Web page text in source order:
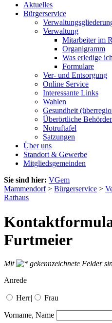
Aktuelles
Bürgerservice
Verwaltung
Mitarbeiter im
Organigramm
Was erledige
Formulare
Ver- und Entsorgung
Online Service
Interessante Links
Wahlen
Gesundheit
Überörtliche
Notruftafel
Satzungen
Über uns
Standort & Gewerbe
Mitgliedsgemeinden
Sie sind hier: VGem
Mammendorf> Bürgerservice >
Rathaus
Furtmeier
Mit
gekennzeichnete Felder
Anrede
Herr| Frau
Vorname, Name